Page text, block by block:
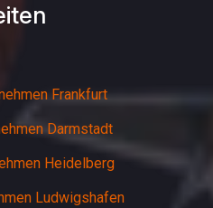
Frankfurt
Darmstadt
Heidelberg
Ludwigshafen